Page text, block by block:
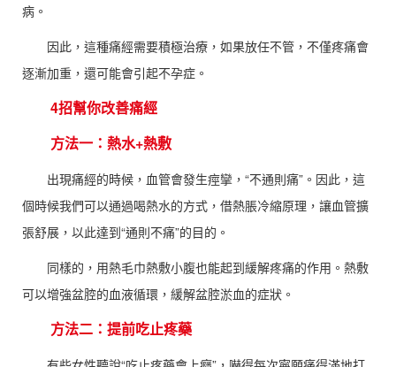
病。
因此，這種痛經需要積極治療，如果放任不管，不僅疼痛會
逐漸加重，還可能會引起不孕症。
4招幫你改善痛經
方法一：熱水+熱敷
出現痛經的時候，血管會發生痙攣，“不通則痛”。因此，這
個時候我們可以通過喝熱水的方式，借熱脹冷縮原理，讓血管擴
張舒展，以此達到“通則不痛”的目的。
同樣的，用熱毛巾熱敷小腹也能起到緩解疼痛的作用。熱敷
可以增強盆腔的血液循環，緩解盆腔淤血的症狀。
方法二：提前吃止疼藥